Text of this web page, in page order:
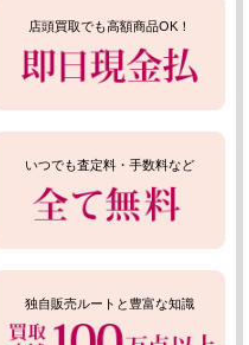
店頭買取でも高額商品OK！
いつでも査定料・手数料など
独自販売ルートと豊富な知識